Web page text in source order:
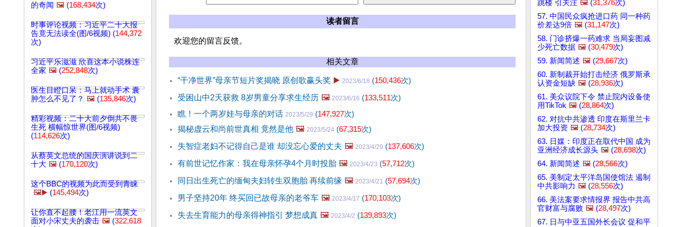
的奇闻 🖼️ (168,434次)
时事评论视频：习近平二十大报
告竟无法读全(图/6视频) (144,372
次)
习近平乐滋滋 欣喜这本小说株连
全家 🖼️ (252,848次)
医生目瞪口呆：马上就动手术 囊
肿怎么不见了？ 🖼️ (135,846次)
精彩视频：二十大前夕倒共不畏
生死 横幅惊世界(图/6视频)
(114,626次)
从蔡英文总统的国庆演讲说到二
十大 🖼️ (170,120次)
这个BBC的视频为此而受到青睐
🖼️▶️ (145,494次)
让你直不起腰！老江用一流英文
面对小宋丈夫的袭击 🖼️ (322,618
读者留言
欢迎您的留言反馈。
相关文章
“干净世界”母亲节短片奖揭晓 原创歌赢头奖 ▶️ 2023/6/18 (150,436次)
受困山中2天获救 8岁男童分享求生经历 🖼️ 2023/6/16 (133,511次)
瞧！一个两岁娃与母亲的对话 2023/5/29 (147,927次)
揭秘虚云和尚前世真相 竟然是他 🖼️ 2023/5/24 (67,315次)
失智症老妇不记得自己是谁 却没忘心爱的丈夫 🖼️ 2023/4/29 (137,606次)
有前世记忆作家：我在母亲怀孕4个月时投胎 🖼️ 2023/4/23 (57,712次)
同日出生死亡的缅甸夫妇转生双胞胎 再续前缘 🖼️ 2023/4/21 (57,694次)
男子坚持20年 终买回已故母亲的老爷车 🖼️ 2023/4/17 (170,103次)
失去生育能力的母亲得神指引 梦想成真 🖼️ 2023/4/2 (139,893次)
跳楼 引关注 🖼️ (31,376次)
57. 中国民众疯抢进口药 同一种药
价差达9倍 🖼️ (31,147次)
58. 门诊挤爆一药难求 当局妄图减
少死亡数据 🖼️ (30,479次)
59. 新闻简述 🖼️ (29,667次)
60. 新制裁开始打击经济 俄罗斯承
认资金短缺 🖼️ (28,936次)
61. 美众议院下令 禁止院内设备使
用TikTok 🖼️ (28,864次)
62. 对抗中共渗透 印度在斯里兰卡
加大投资 🖼️ (28,734次)
63. 日媒：印度正在取代中国 成为
亚洲经济成长源头 🖼️ (28,698次)
64. 新闻简述 🖼️ (28,566次)
65. 美制定太平洋岛国使馆法 遏制
中共影响力 🖼️ (28,556次)
66. 美法案要求情报界 报告中共高
官财富与腐败 🖼️ (28,497次)
67. 日与中亚五国外长会议 促和平